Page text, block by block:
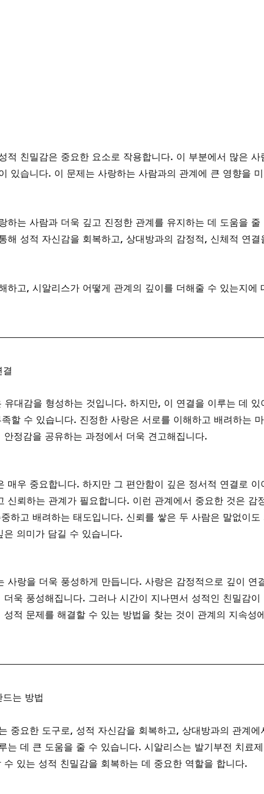
적 친밀감은 중요한 요소로 작용합니다. 이 부분에서 많은 사
있습니다. 이 문제는 사랑하는 사람과의 관계에 큰 영향을
하는 사람과 더욱 깊고 진정한 관계를 유지하는 데 도움을
해 성적 자신감을 회복하고, 상대방과의 감정적, 신체적 연
하고, 시알리스가 어떻게 관계의 깊이를 더해줄 수 있는지에
유대감을 형성하는 것입니다. 하지만, 이 연결을 이루는 데
할 수 있습니다. 진정한 사랑은 서로를 이해하고 배려하는
정감을 공유하는 과정에서 더욱 견고해집니다.
매우 중요합니다. 하지만 그 편안함이 깊은 정서적 연결로 이
신뢰하는 관계가 필요합니다. 이런 관계에서 중요한 것은 감
하고 배려하는 태도입니다. 신뢰를 쌓은 두 사람은 말없이도
의미가 담길 수 있습니다.
사랑을 더욱 풍성하게 만듭니다. 사랑은 감정적으로 깊이 연
욱 풍성해집니다. 그러나 시간이 지나면서 성적인 친밀감이
적 문제를 해결할 수 있는 방법을 찾는 것이 관계의 지속성
는 방법
중요한 도구로, 성적 자신감을 회복하고, 상대방과의 관계
는 데 큰 도움을 줄 수 있습니다. 시알리스는 발기부전 치료
있는 성적 친밀감을 회복하는 데 중요한 역할을 합니다.